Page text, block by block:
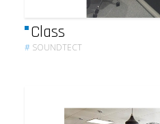
Class
# SOUNDTECT